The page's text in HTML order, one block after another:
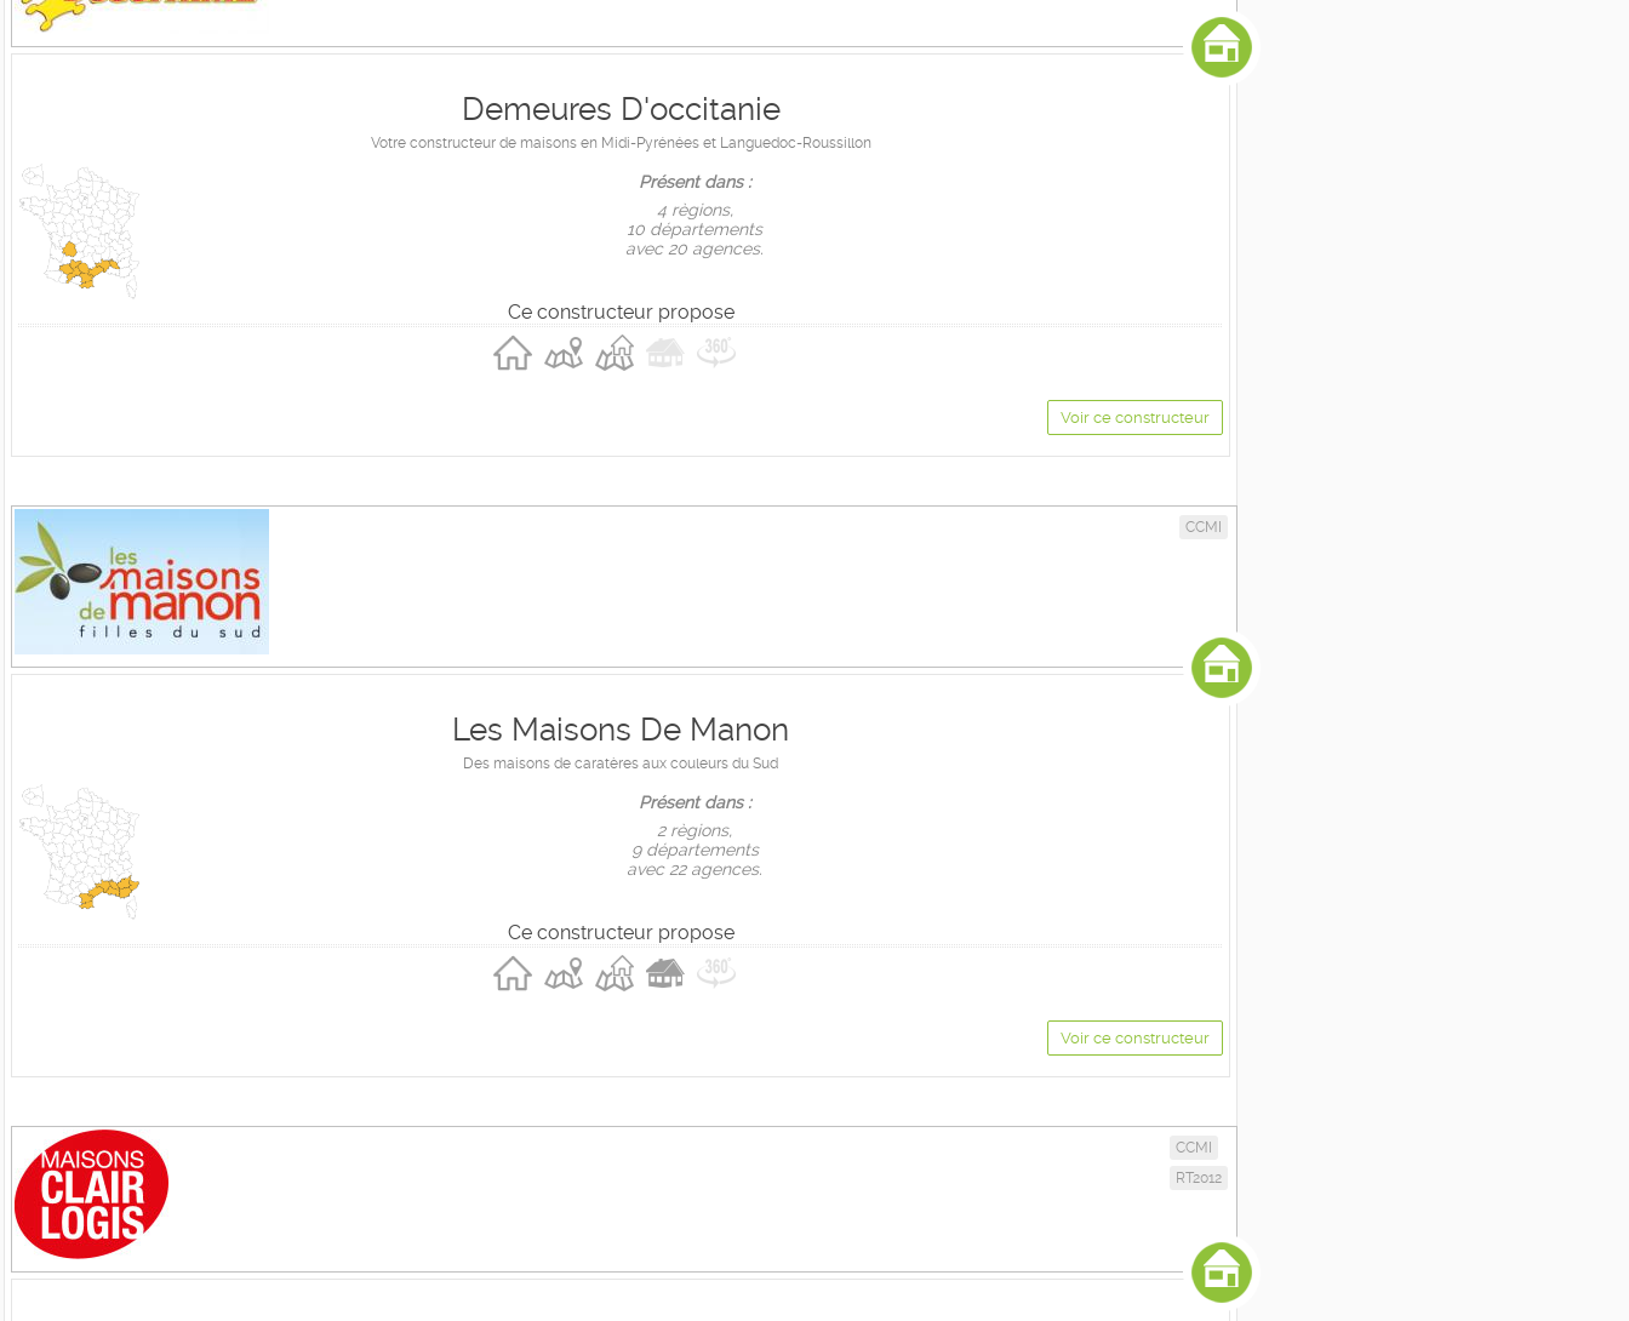
Demeures D'occitanie
Votre constructeur de maisons en Midi-Pyrénées et Languedoc-Roussillon
Présent dans :
4 règions,
10 départements
avec 20 agences.
Ce constructeur propose
Voir ce constructeur
CCMI
Les Maisons De Manon
Des maisons de caratères aux couleurs du Sud
Présent dans :
2 règions,
9 départements
avec 22 agences.
Ce constructeur propose
Voir ce constructeur
CCMI
RT2012